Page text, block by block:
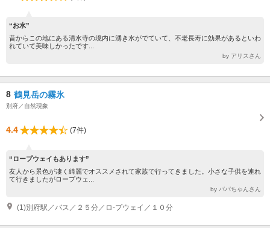
“お水”
昔からこの地にある清水寺の境内に湧き水がでていて、不老長寿に効果があるといわ
れていて美味しかったです...
by アリスさん
8 鶴見岳の霧氷
別府／自然現象
4.4 (7件)
“ロープウェイもあります”
友人から景色が凄く綺麗でオススメされて家族で行ってきました。小さな子供を連れ
て行きましたがロープウェ...
by パパちゃんさん
(1)別府駅／バス／２５分／ロ-プウェイ／１０分